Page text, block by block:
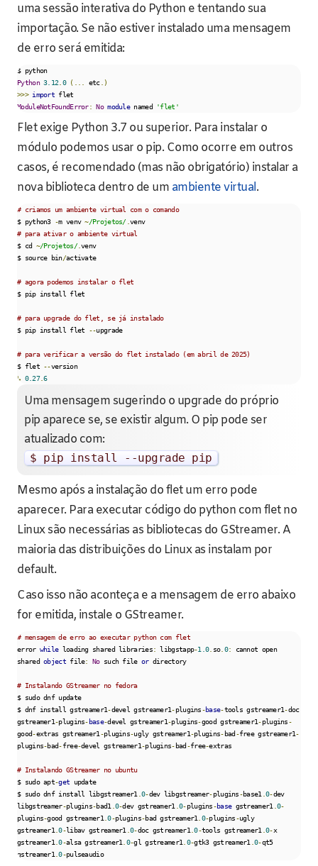
uma sessão interativa do Python e tentando sua
importação. Se não estiver instalado uma mensagem
de erro será emitida:
$ python
Python 3.12 0 (... etc.)
>>> import
ModuleNotFoundError: No module named 'flet'
Flet exige Python 3.7 ou superior. Para instalar o
módulo podemos usar o pip. Como ocorre em outros
casos, é recomendado (mas não obrigatório) instalar a
nova biblioteca dentro de um ambiente virtual.
# criamos um ambiente virtual com o comando
$ python3 -m venv ~/Projetos/ .
venv
# para ativar o ambiente virtual
$ cd ~/Projetos/.venv
$ source bin/activate
# agora podemos instalar o flet
$ pip install flet
# para upgrade do flet, se já instalado
$ pip install flet --upgrade
# para verificar a versão do flet instalado (em abril de 2025)
$ flet --
version
↳ 0.27.6
Uma mensagem sugerindo o upgrade do próprio
pip aparece se, se existir algum. O pip pode ser
atualizado com:
$ pip install --upgrade pip
Mesmo após a instalação do flet um erro pode
aparecer. Para executar código do python com flet no
Linux são necessárias as bibliotecas do GStreamer. A
maioria das distribuições do Linux as instalam por
default.
Caso isso não aconteça e a mensagem de erro abaixo
for emitida, instale o GStreamer.
# mensagem de erro ao executar python com flet
error while loading shared libraries: libgstapp-1.0. so. 0:
cannot open
shared object file: No such file or directory
# Instalando GStreamer no fedora
$ sudo dnf update
$ dnf install gstreamer1-devel gstreamer1-plugins-base-tools gstreamer1-doc
gstreamer1-plugins-base-devel gstreamer1-plugins-good gstreamer1-plugins-
good-extras gstreamer1 -plugins-ugly gstreamer1-plugins-bad-free gstreamer1-
plugins-bad-free-devel gstreamer1-plugins-bad-free-extras
# Instalando GStreamer no ubuntu
$ sudo apt-get update
$ sudo dnf install libgstreamer1 0-dev libgstreamer-plugins-base1 0-dev
libgstreamer-plugins-bad1 0-dev gstreamer1 0-plugins-base gstreamer1 0-
plugins-good gstreamer1 .0-plugins-bad gstreamer1 0-plugins-ugly
gstreamer1 .0-libav gstreamer1 .0-doc gstreamer1 .0-tools gstreamer1 0-x
gstreamer1 .0-alsa gstreamer1 0-gl gstreamer1 0-gtk3 gstreamer1 .0-qt5
gstreamer1 .0-pulseaudio